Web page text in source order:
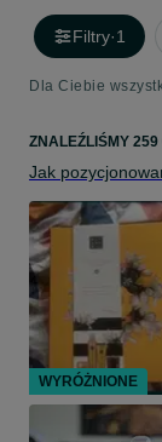
Filtry·1
Dla Ciebie
ZNALEŹLIŚMY 259
Jak
WYRÓŻNIONE